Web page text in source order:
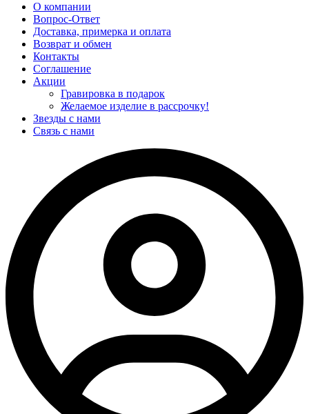
О компании
Вопрос-Ответ
Доставка, примерка и оплата
Возврат и обмен
Контакты
Соглашение
Акции
Гравировка в подарок
Желаемое изделие в рассрочку!
Звезды с нами
Связь с нами